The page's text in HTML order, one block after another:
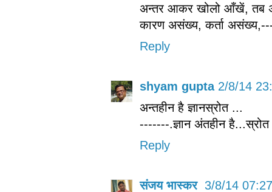
अन्तर आकर खोलो आँखें, तब
कारण असंख्य, कर्ता
Reply
shyam gupta 2/8/14
अन्तहीन है ज्ञानस्रोत ...
-------.ज्ञान अंतहीन
Reply
संजय भास्‍कर 3/8/14 07:27